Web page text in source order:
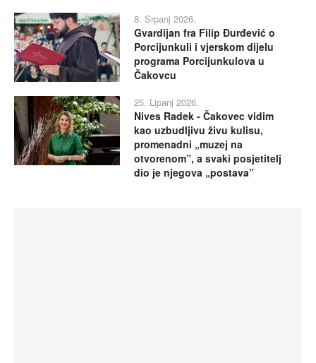
8. Srpanj 2026.
Gvardijan fra Filip Đurđević o
Porcijunkuli i vjerskom dijelu
programa Porcijunkulova u
Čakovcu
25. Lipanj 2026.
Nives Radek - Čakovec vidim
kao uzbudljivu živu kulisu,
promenadni „muzej na
otvorenom”, a svaki posjetitelj
dio je njegova „postava”